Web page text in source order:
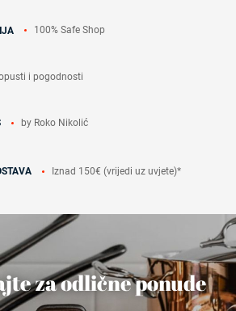
100% Safe Shop
i pogodnosti
by Roko Nikolić
Iznad 150€ (vrijedi uz uvjete)*
za odlične ponude